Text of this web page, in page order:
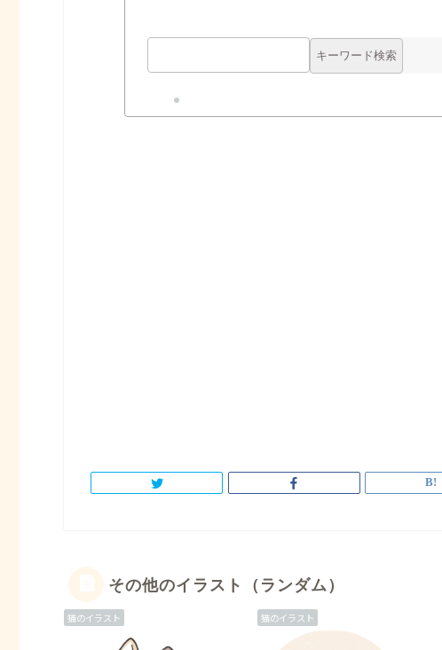
その他のイラスト（ランダム）
猫のイラスト 猫のイラスト